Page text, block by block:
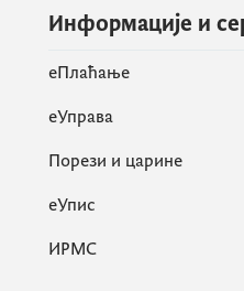
Информације и
eПлаћање
еУправа
Порези и царине
eУпис
ИРМС